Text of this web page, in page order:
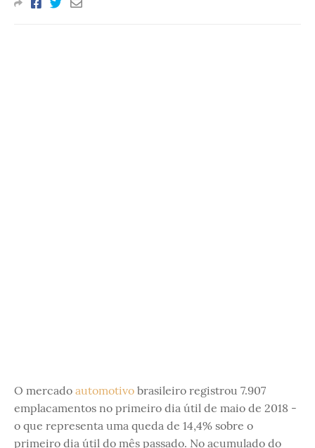
O mercado automotivo brasileiro registrou 7.907
emplacamentos no primeiro dia útil de maio de 2018 -
o que representa uma queda de 14,4% sobre o
primeiro dia útil do mês passado. No acumulado do